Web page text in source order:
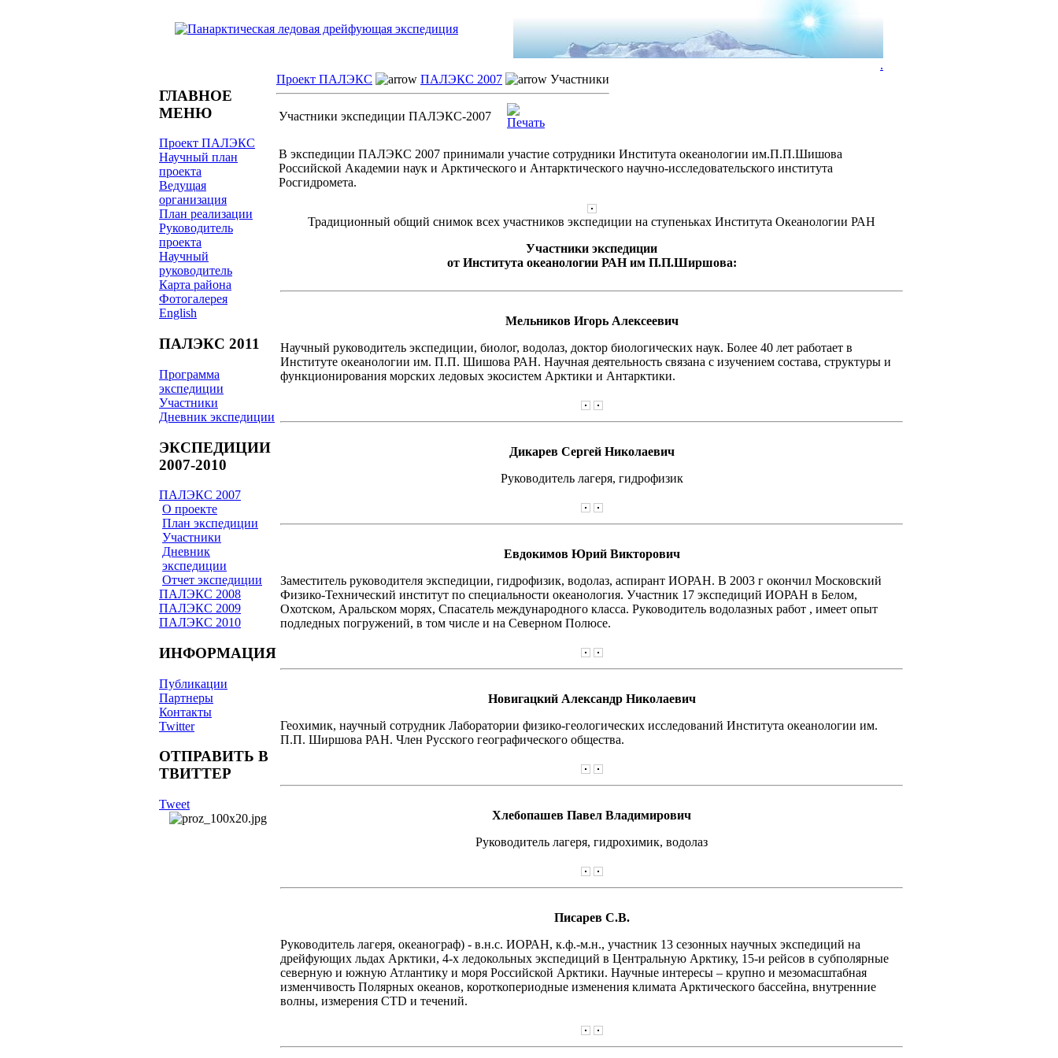
.
ГЛАВНОЕ
МЕНЮ
Проект ПАЛЭКС
Научный план
проекта
Ведущая
организация
План реализации
Руководитель
проекта
Научный
руководитель
Карта района
Фотогалерея
English
ПАЛЭКС 2011
Программа
экспедиции
Участники
Дневник экспедиции
ЭКСПЕДИЦИИ
2007-2010
ПАЛЭКС 2007
О проекте
План экспедиции
Участники
Дневник
экспедиции
Отчет экспедиции
ПАЛЭКС 2008
ПАЛЭКС 2009
ПАЛЭКС 2010
ИНФОРМАЦИЯ
Публикации
Партнеры
Контакты
Twitter
ОТПРАВИТЬ В
ТВИТТЕР
Tweet
Проект ПАЛЭКС ПАЛЭКС 2007 Участники
Участники экспедиции ПАЛЭКС-2007
В экспедиции ПАЛЭКС 2007 принимали участие сотрудники Института океанологии им.П.П.Шишова
Российской Академии наук и Арктического и Антарктического научно-исследовательского института
Росгидромета.
Традиционный общий снимок всех участников экспедиции на ступеньках Института Океанологии РАН
Участники экспедиции
от Института океанологии РАН им П.П.Ширшова:
Мельников Игорь Алексеевич
Научный руководитель экспедиции, биолог, водолаз, доктор биологических наук. Более 40 лет работает в
Институте океанологии им. П.П. Шишова РАН. Научная деятельность связана с изучением состава, структуры и
функционирования морских ледовых экосистем Арктики и Антарктики.
Дикарев Сергей Николаевич
Руководитель лагеря, гидрофизик
Евдокимов Юрий Викторович
Заместитель руководителя экспедиции, гидрофизик, водолаз, аспирант ИОРАН. В 2003 г окончил Московский
Физико-Технический институт по специальности океанология. Участник 17 экспедиций ИОРАН в Белом,
Охотском, Аральском морях, Спасатель международного класса. Руководитель водолазных работ , имеет опыт
подледных погружений, в том числе и на Северном Полюсе.
Новигацкий Александр Николаевич
Геохимик, научный сотрудник Лаборатории физико-геологических исследований Института океанологии им.
П.П. Ширшова РАН. Член Русского географического общества.
Хлебопашев Павел Владимирович
Руководитель лагеря, гидрохимик, водолаз
Писарев С.В.
Руководитель лагеря, океанограф) - в.н.с. ИОРАН, к.ф.-м.н., участник 13 сезонных научных экспедиций на
дрейфующих льдах Арктики, 4-х ледокольных экспедиций в Центральную Арктику, 15-и рейсов в субполярные
северную и южную Атлантику и моря Российской Арктики. Научные интересы – крупно и мезомасштабная
изменчивость Полярных океанов, короткопериодные изменения климата Арктического бассейна, внутренние
волны, измерения CTD и течений.